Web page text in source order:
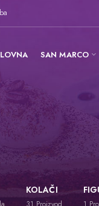
SAN MARCO
KOLAČI